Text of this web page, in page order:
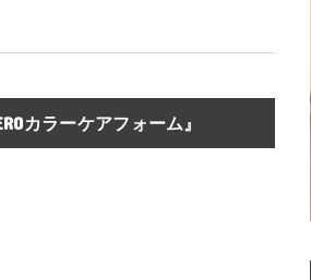
カラーケアフォーム』